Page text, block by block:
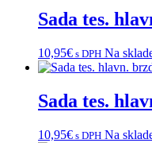
Sada tes.
10,95€ s DPH Na
Sada tes.
10,95€ s DPH Na